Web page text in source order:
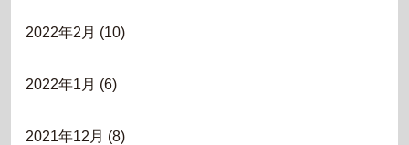
2022年2月 (10)
2022年1月 (6)
2021年12月 (8)